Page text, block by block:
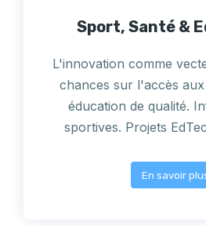
Sport, Santé &
L'innovation comme
chances sur l'accès
éducation de qualité.
sportives. Projets
En savoir